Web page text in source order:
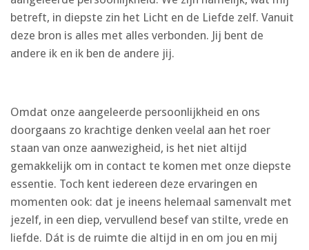
betreft, in diepste zin het Licht en de Liefde zelf. Vanuit
deze bron is alles met alles verbonden. Jij bent de
andere ik en ik ben de andere jij.
Omdat onze aangeleerde persoonlijkheid en ons
doorgaans zo krachtige denken veelal aan het roer
staan van onze aanwezigheid, is het niet altijd
gemakkelijk om in contact te komen met onze diepste
essentie. Toch kent iedereen deze ervaringen en
momenten ook: dat je ineens helemaal samenvalt met
jezelf, in een diep, vervullend besef van stilte, vrede en
liefde. Dát is de ruimte die altijd in en om jou en mij